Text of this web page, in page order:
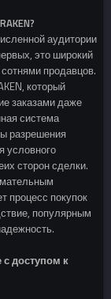
аудитории
это широкий
продавцов.
который
заказами даже
система
разрешения
условного
сторон сделки.
процесс покупок
популярным
доступом к